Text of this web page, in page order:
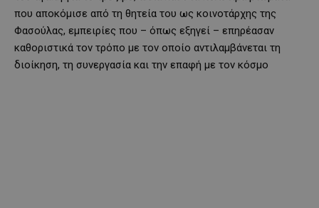
που αποκόμισε από τη θητεία του ως κοινοτάρχης της
Φασούλας, εμπειρίες που – όπως εξηγεί – επηρέασαν
καθοριστικά τον τρόπο με τον οποίο αντιλαμβάνεται τη
διοίκηση, τη συνεργασία και την επαφή με τον κόσμο